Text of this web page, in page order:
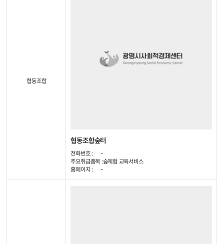
협동조합
협동조합숲터
전화번호 :
-
주요취급품목 :숲체험 교육서비스
홈페이지 :
-